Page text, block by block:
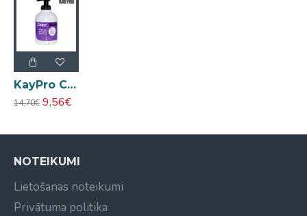
atkarībā no vēlamās krāsas intensitātes un
KayPro Color Mask violeta barojoša krāsa-maska 300ml
14,70€ 9,56€
NOTEIKUMI
Lietošanas noteikumi
Privātuma politika